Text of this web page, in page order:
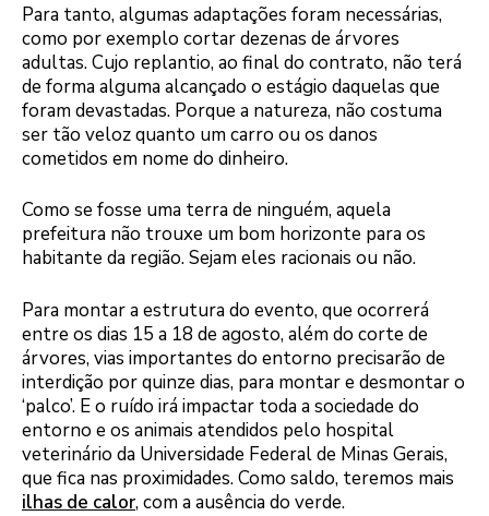
Para tanto, algumas adaptações foram necessárias,
como por exemplo cortar dezenas de árvores
adultas. Cujo replantio, ao final do contrato, não terá
de forma alguma alcançado o estágio daquelas que
foram devastadas. Porque a natureza, não costuma
ser tão veloz quanto um carro ou os danos
cometidos em nome do dinheiro.
Como se fosse uma terra de ninguém, aquela
prefeitura não trouxe um bom horizonte para os
habitante da região. Sejam eles racionais ou não.
Para montar a estrutura do evento, que ocorrerá
entre os dias 15 a 18 de agosto, além do corte de
árvores, vias importantes do entorno precisarão de
interdição por quinze dias, para montar e desmontar o
‘palco’. E o ruído irá impactar toda a sociedade do
entorno e os animais atendidos pelo hospital
veterinário da Universidade Federal de Minas Gerais,
que fica nas proximidades. Como saldo, teremos mais
ilhas de calor, com a ausência do verde.